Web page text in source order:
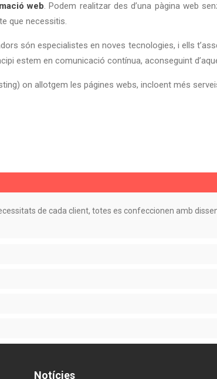
web. Podem realitzar des d’una pàgina web
que necessitis.
són especialistes en noves tecnologies, i ells
estem en comunicació contínua, aconseguint
on allotgem les págines webs, incloent més
de cada client, totes es confeccionen amb
Notícies